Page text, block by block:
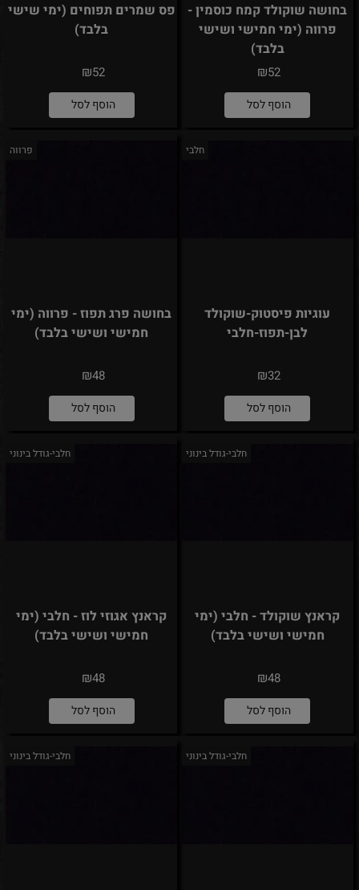
בחושה שוקולד קמח כוסמין -
פרווה (ימי חמישי ושישי
בלבד)
₪52
הוסף לסל
פס שמרים תפוחים (ימי שישי
בלבד)
₪52
הוסף לסל
חלבי
עוגיות פיסטוק-שוקולד
לבן-תפוז-חלבי
₪32
הוסף לסל
פרווה
בחושה פרג תפוז - פרווה (ימי
חמישי ושישי בלבד)
₪48
הוסף לסל
חלבי-גודל בינוני
קראנץ שוקולד - חלבי (ימי
חמישי ושישי בלבד)
₪48
הוסף לסל
חלבי-גודל בינוני
קראנץ אגוזי לוז - חלבי (ימי
חמישי ושישי בלבד)
₪48
הוסף לסל
חלבי-גודל בינוני חלבי-גודל בינוני